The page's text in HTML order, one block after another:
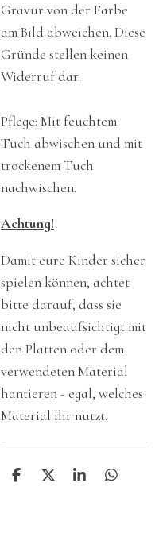
Gravur von der Farbe
am Bild abweichen. Diese
Gründe stellen keinen
Widerruf dar.
Pflege: Mit feuchtem
Tuch abwischen und mit
trockenem Tuch
nachwischen.
Achtung!
Damit eure Kinder sicher
spielen können, achtet
bitte darauf, dass sie
nicht unbeaufsichtigt mit
den Platten oder dem
verwendeten Material
hantieren - egal, welches
Material ihr nutzt.
T
T
T
T